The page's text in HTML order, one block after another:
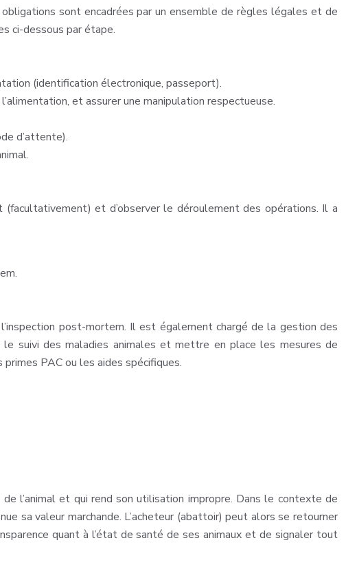
sont encadrées par un ensemble de règles légales et de
ci-dessous par étape.
(identification électronique, passeport).
et assurer une manipulation respectueuse.
d’attente).
et d’observer le déroulement des opérations. Il a
post-mortem. Il est également chargé de la gestion des
suivi des maladies animales et mettre en place les mesures de
PAC ou les aides spécifiques.
l’animal et qui rend son utilisation impropre. Dans le contexte de
sa valeur marchande. L’acheteur (abattoir) peut alors se retourner
quant à l’état de santé de ses animaux et de signaler tout